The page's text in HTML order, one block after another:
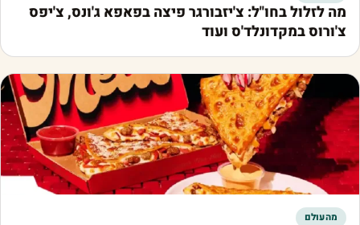
מה לזלול בחו"ל: צ'יזבורגר פיצה בפאפא ג'ונס, צ'יפס
צ'ורוס במקדונלד'ס ועוד
מהעולם